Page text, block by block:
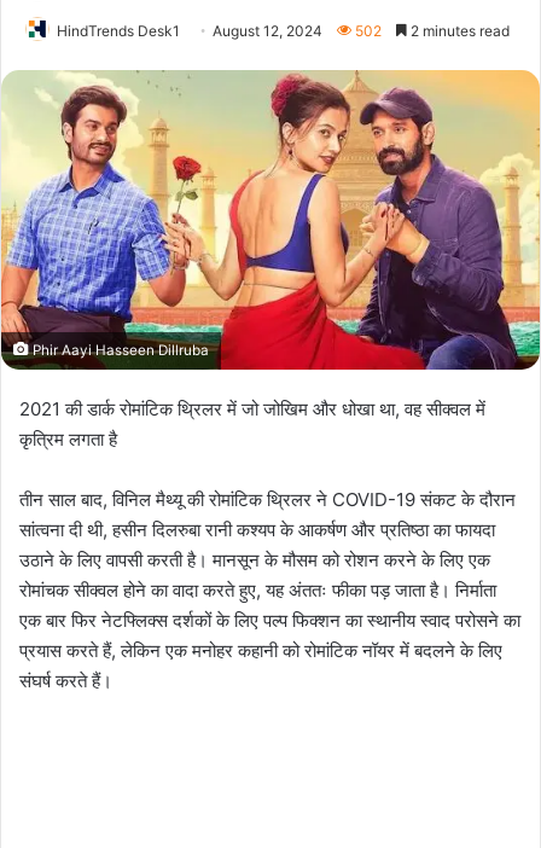
HindTrends Desk1 August 12, 2024 502 2 minutes read
Phir Aayi Hasseen Dillruba
2021 की डार्क रोमांटिक थ्रिलर में जो जोखिम और धोखा था, वह सीक्वल में
कृत्रिम लगता है
तीन साल बाद, विनिल मैथ्यू की रोमांटिक थ्रिलर ने COVID-19 संकट के दौरान
सांत्वना दी थी, हसीन दिलरुबा रानी कश्यप के आकर्षण और प्रतिष्ठा का फायदा
उठाने के लिए वापसी करती है। मानसून के मौसम को रोशन करने के लिए एक
रोमांचक सीक्वल होने का वादा करते हुए, यह अंततः फीका पड़ जाता है। निर्माता
एक बार फिर नेटफ्लिक्स दर्शकों के लिए पल्प फिक्शन का स्थानीय स्वाद परोसने का
प्रयास करते हैं, लेकिन एक मनोहर कहानी को रोमांटिक नॉयर में बदलने के लिए
संघर्ष करते हैं।